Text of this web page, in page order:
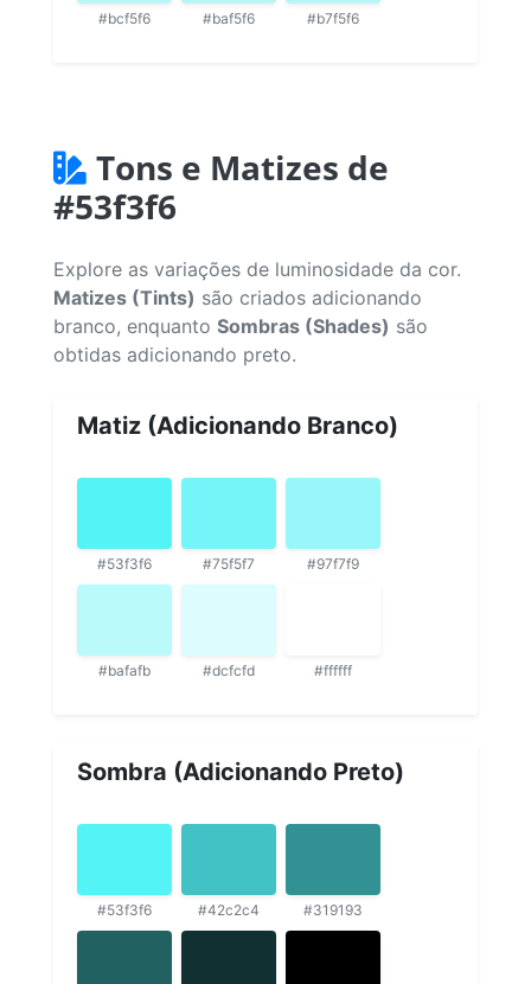
#bcf5f6 #baf5f6 #b7f5f6
Tons e Matizes de
#53f3f6
Explore as variações de luminosidade da cor.
Matizes (Tints) são criados adicionando
branco, enquanto Sombras (Shades) são
obtidas adicionando preto.
Matiz (Adicionando Branco)
#53f3f6 #75f5f7 #97f7f9
#bafafb #dcfcfd #ffffff
Sombra (Adicionando Preto)
#53f3f6 #42c2c4 #319193